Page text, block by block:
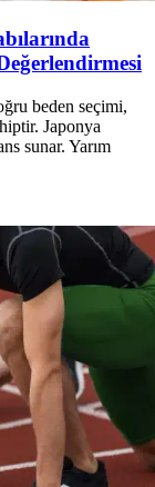
beden seçimi,
Japonya
sunar. Yarım